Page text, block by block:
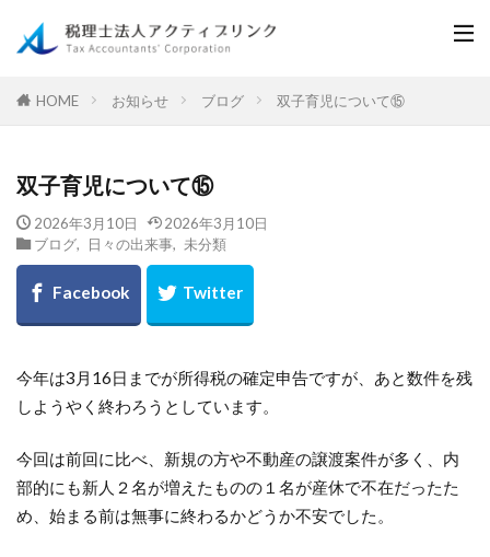
HOME お知らせ ブログ 双子育児について⑮
双子育児について⑮
2026年3月10日
2026年3月10日
ブログ, 日々の出来事, 未分類
今年は3月16日までが所得税の確定申告ですが、あと数件を残
しようやく終わろうとしています。
今回は前回に比べ、新規の方や不動産の譲渡案件が多く、内
部的にも新人２名が増えたものの１名が産休で不在だったた
め、始まる前は無事に終わるかどうか不安でした。